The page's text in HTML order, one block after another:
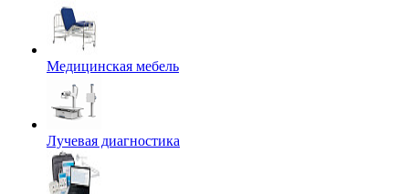
Медицинская мебель
Лучевая диагностика